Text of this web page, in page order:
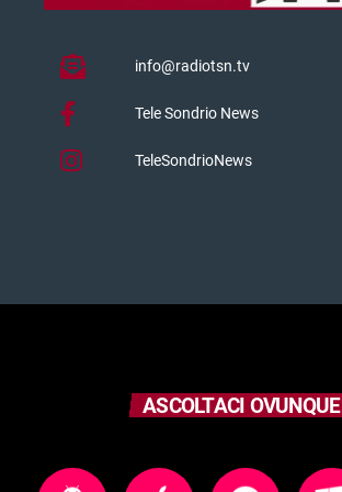
info@radiotsn.tv
Tele Sondrio News
TeleSondrioNews
ASCOLTACI OVUNQUE